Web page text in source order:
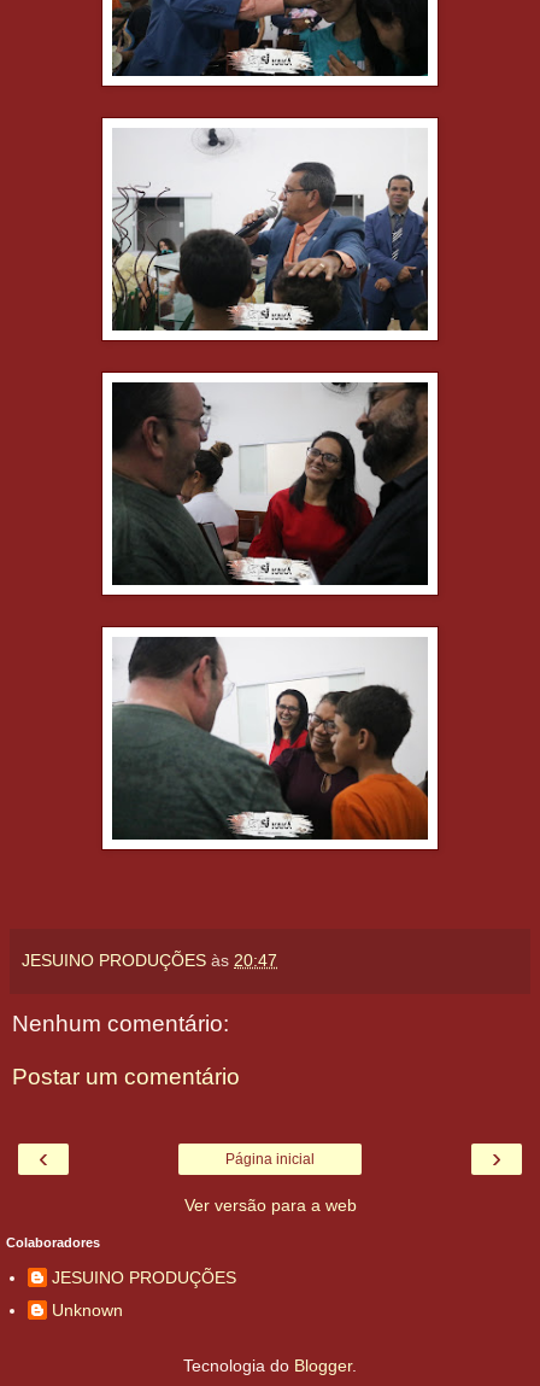
JESUINO PRODUÇÕES às 20:47
Nenhum comentário:
Postar um comentário
‹ ›
Página inicial
Ver versão para a web
Colaboradores
JESUINO PRODUÇÕES
Unknown
Tecnologia do Blogger.